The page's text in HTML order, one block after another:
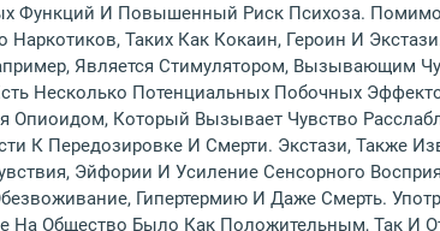
Функций И Повышенный Риск Психоза.
Таких Как Кокаин, Героин И
Является Стимулятором, Вызывающим
Несколько Потенциальных Побочных
Опиоидом, Который Вызывает Чувство
К Передозировке И Смерти. Экстази, Также
Эйфории И Усиление Сенсорного
Гипертермию И Даже Смерть.
На Общество Было Как Положительным, Так И